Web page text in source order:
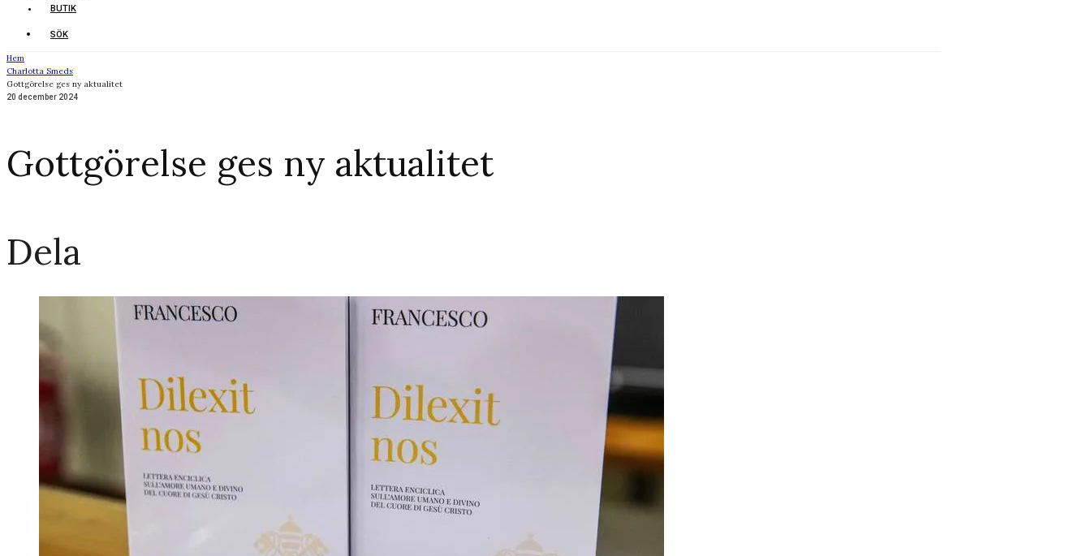
BUTIK
SÖK
Hem
Charlotta Smeds
Gottgörelse ges ny aktualitet
20 december 2024
Gottgörelse ges ny aktualitet
Dela